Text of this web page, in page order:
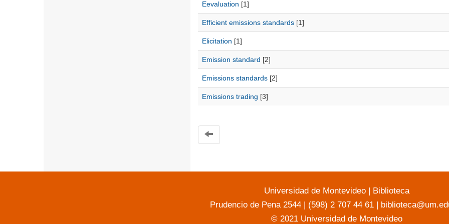
Eevaluation [1]
Efficient emissions standards[1]
Elicitation [1]
Emission standard [2]
Emissions standards[2]
Emissions trading [3]
Universidad de Montevideo | Biblioteca
Prudencio de Pena 2544 | (598) 2 707 44 61 |
© 2021 Universidad de Montevideo